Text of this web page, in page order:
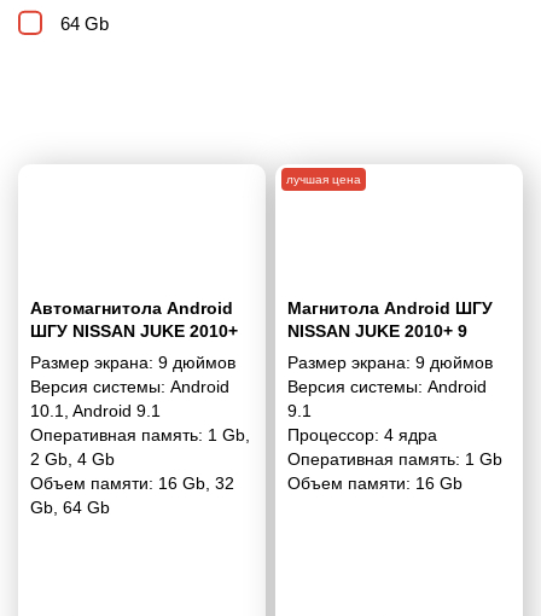
64 Gb
Автомагнитола Android
ШГУ NISSAN JUKE 2010+
9"
Размер экрана: 9 дюймов
Версия системы: Android
10.1
Android 9.1
Оперативная память: 1 Gb
2 Gb 4 Gb
Объем памяти: 16 Gb 32
Gb 64 Gb
Магнитола Android ШГУ
NISSAN JUKE 2010+ 9
дюймов - 9.1 1/16 Гб
Simple
Размер экрана: 9 дюймов
Версия системы: Android
9.1
Процессор: 4 ядра
Оперативная память: 1 Gb
Объем памяти: 16 Gb
лучшая цена